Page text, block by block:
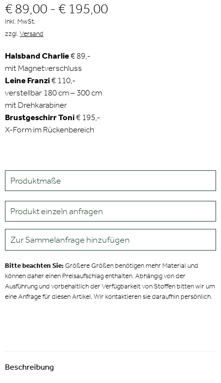
€ 89,00 - € 195,00
Inkl. MwSt.
zzgl. Versand
Halsband Charlie€ 89,-
mit Magnetverschluss
Leine Franzi€ 110,-
verstellbar 180 cm – 300 cm
mit Drehkarabiner
Brustgeschirr Toni€ 195,-
X-Form im Rückenbereich
Produktmaße
Produkt einzeln anfragen
Zur Sammelanfrage hinzufügen
Bitte beachten Sie:Größere Größen benötigen mehr Material und
können daher einen Preisaufschlag enthalten. Abhängig von der
Ausführung und vorbehaltlich der Verfügbarkeit von Stoffen bitten wir um
eine Anfrage für diesen Artikel. Wir kontaktieren sie daraufhin persönlich.
Beschreibung